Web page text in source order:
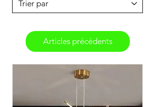
Articles précédents